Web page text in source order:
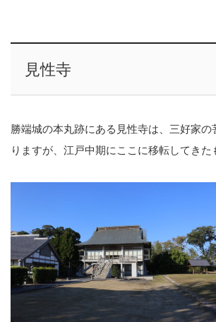
見性寺
勝端城の本丸跡にある見性寺は、三好家の
りますが、江戸中期にここに移転してきた